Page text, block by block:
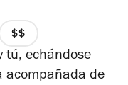
precio
2
de
tú, echándose
acompañada de